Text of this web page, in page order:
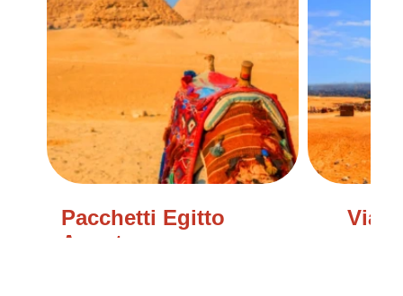
Pacchetti Egitto
Agosto